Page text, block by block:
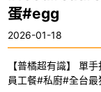
蛋#egg
2026-01-18
【普橘超有識】 單
員工餐#私廚#全台